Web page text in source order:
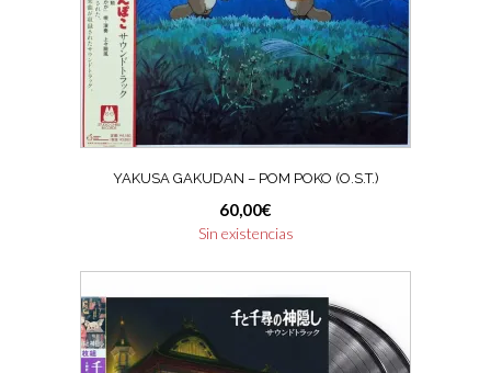
YAKUSA GAKUDAN – POM POKO (O.S.T.)
60,00€
Sin existencias